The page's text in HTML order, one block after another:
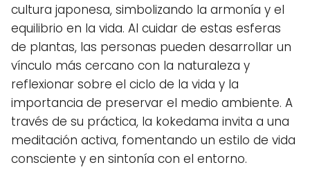
cultura japonesa, simbolizando la armonía y el
equilibrio en la vida. Al cuidar de estas esferas
de plantas, las personas pueden desarrollar un
vínculo más cercano con la naturaleza y
reflexionar sobre el ciclo de la vida y la
importancia de preservar el medio ambiente. A
través de su práctica, la kokedama invita a una
meditación activa, fomentando un estilo de vida
consciente y en sintonía con el entorno.